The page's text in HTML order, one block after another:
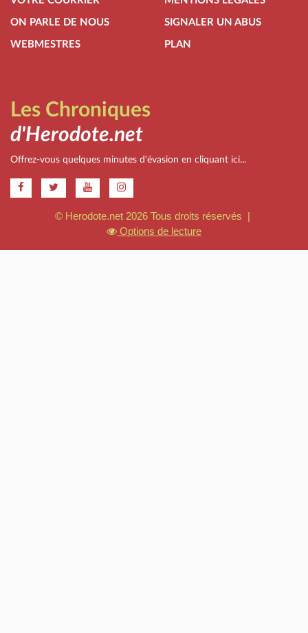
ON PARLE DE NOUS
WEBMESTRES
SIGNALER UN ABUS
PLAN
Les Chroniques
d'Herodote.net
Offrez-vous quelques minutes d'évasion en cliquant ici...
© Herodote.net 2026 Tous droits réservés |
Options de lecture